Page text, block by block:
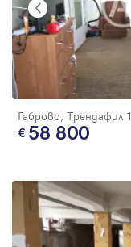
Габрово, Трендафил 1
58 800